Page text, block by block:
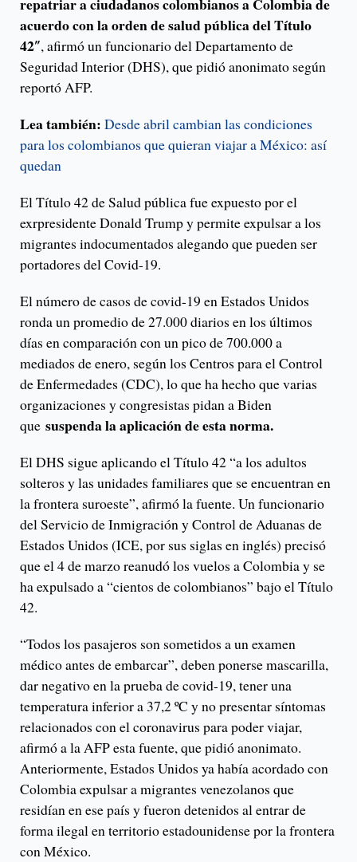
acuerdo con la orden de salud pública del Título
42″, afirmó un funcionario del Departamento de
Seguridad Interior (DHS), que pidió anonimato según
reportó AFP.
Lea también: Desde abril cambian las condiciones
para los colombianos que quieran viajar a México: así
quedan
El Título 42 de Salud pública fue expuesto por el
exrpresidente Donald Trump y permite expulsar a los
migrantes indocumentados alegando que pueden ser
portadores del Covid-19.
El número de casos de covid-19 en Estados Unidos
ronda un promedio de 27.000 diarios en los últimos
días en comparación con un pico de 700.000 a
mediados de enero, según los Centros para el Control
de Enfermedades (CDC), lo que ha hecho que varias
organizaciones y congresistas pidan a Biden
que suspenda la aplicación de esta norma.
El DHS sigue aplicando el Título 42 “a los adultos
solteros y las unidades familiares que se encuentran en
la frontera suroeste”, afirmó la fuente. Un funcionario
del Servicio de Inmigración y Control de Aduanas de
Estados Unidos (ICE, por sus siglas en inglés) precisó
que el 4 de marzo reanudó los vuelos a Colombia y se
ha expulsado a “cientos de colombianos” bajo el Título
42.
“Todos los pasajeros son sometidos a un examen
médico antes de embarcar”, deben ponerse mascarilla,
dar negativo en la prueba de covid-19, tener una
temperatura inferior a 37,2 ºC y no presentar síntomas
relacionados con el coronavirus para poder viajar,
afirmó a la AFP esta fuente, que pidió anonimato.
Anteriormente, Estados Unidos ya había acordado con
Colombia expulsar a migrantes venezolanos que
residían en ese país y fueron detenidos al entrar de
forma ilegal en territorio estadounidense por la frontera
con México.